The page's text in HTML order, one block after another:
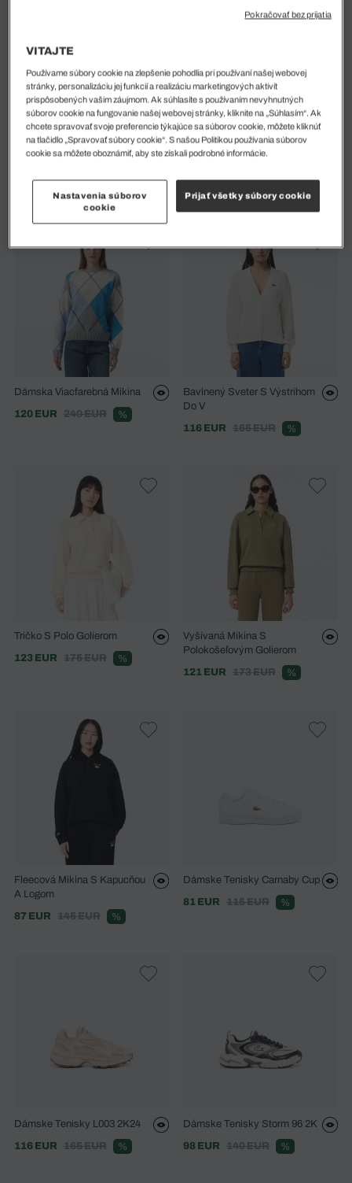
318 EUR 635 EUR
Dámska Viacfarebná Mikina
120 EUR
240 EUR %
Bavlnený Sveter S Výstrihom
Do V
116 EUR
165 EUR %
Tričko S Polo Golierom
123 EUR
175 EUR %
Vyšívaná Mikina S
Polokošeľovým Golierom
121 EUR
173 EUR %
Fleecová Mikina S Kapucňou
A Logom
87 EUR
145 EUR %
Dámske Tenisky Carnaby Cup
81 EUR
115 EUR %
Dámske Tenisky L003 2K24
116 EUR
165 EUR %
Dámske Tenisky Storm 96 2K
98 EUR
140 EUR %
VITAJTE
Používame súbory cookie na zlepšenie pohodlia pri používaní našej webovej
stránky, personalizáciu jej funkcií a realizáciu marketingových aktivít
prispôsobených vašim záujmom. Ak súhlasíte s používaním nevyhnutných
súborov cookie na fungovanie našej webovej stránky, kliknite na „Súhlasím“. Ak
chcete spravovať svoje preferencie týkajúce sa súborov cookie, môžete kliknúť
na tlačidlo „Spravovať súbory cookie“. S našou Politikou používania súborov
cookie sa môžete oboznámiť, aby ste získali podrobné informácie.
Nastavenia súborov
cookie
Prijať všetky súbory cookie
Pokračovať bez prijatia